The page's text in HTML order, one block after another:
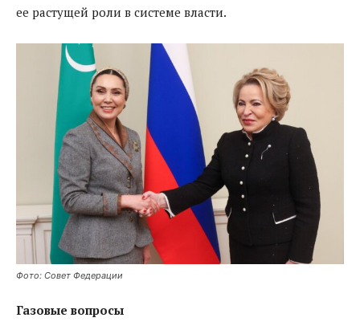
ее растущей роли в системе власти.
Фото: Совет Федерации
Газовые вопросы